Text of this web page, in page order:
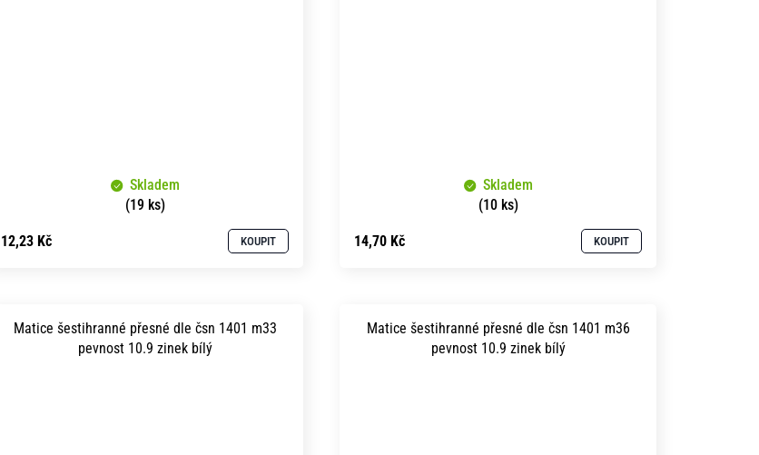
Skladem
(19 ks)
12,23 Kč KOUPIT
Skladem
(10 ks)
14,70 Kč KOUPIT
Matice šestihranné přesné dle čsn 1401 m33
pevnost 10.9 zinek bílý
Matice šestihranné přesné dle čsn 1401 m36
pevnost 10.9 zinek bílý